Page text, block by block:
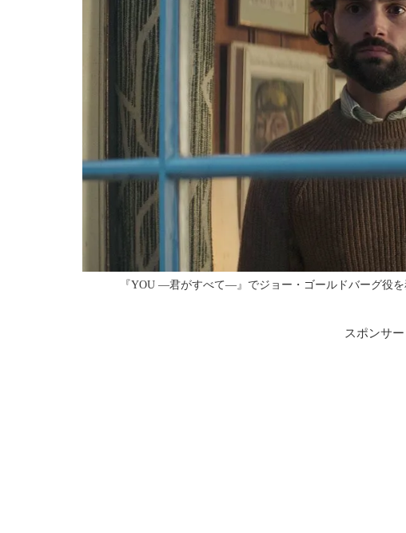
『YOU ―君がすべて―』でジョー・ゴールドバーグ役
スポンサ